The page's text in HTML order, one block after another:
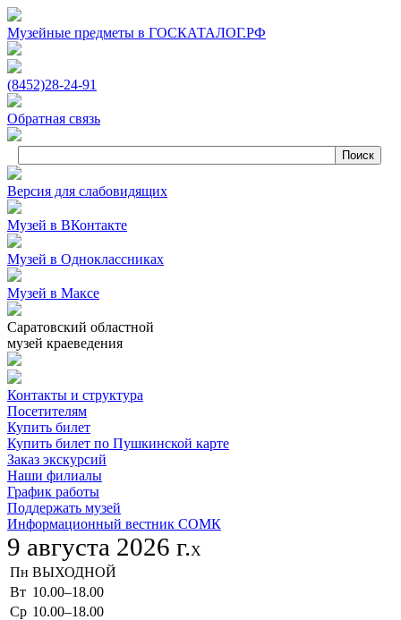
Музейные предметы в ГОСКАТАЛОГ.РФ
(8452)28‑24‑91
Обратная связь
Версия для слабовидящих
Музей в ВКонтакте
Музей в Одноклассниках
Музей в Максе
Саратовский областной
музей краеведения
Контакты и структура
Посетителям
Купить билет
Купить билет по Пушкинской карте
Заказ экскурсий
Наши филиалы
График работы
Поддержать музей
Информационный вестник СОМК
9 августа 2026 г.X
Пн ВЫХОДНОЙ
Вт 10.00–18.00
Ср 10.00–18.00